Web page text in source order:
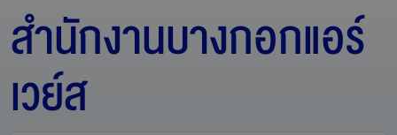
สำนักงานบางกอกแอร์
เวย์ส